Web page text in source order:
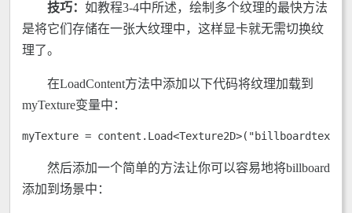
技巧： 如教程3-4中所述，绘制多个纹理的最快方法
是将它们存储在一张大纹理中，这样显卡就无需切换纹
理了。
在LoadContent方法中添加以下代码将纹理加载到
myTexture变量中：
myTexture =
然后添加一个简单的方法让你可以容易地将billboard
添加到场景中：